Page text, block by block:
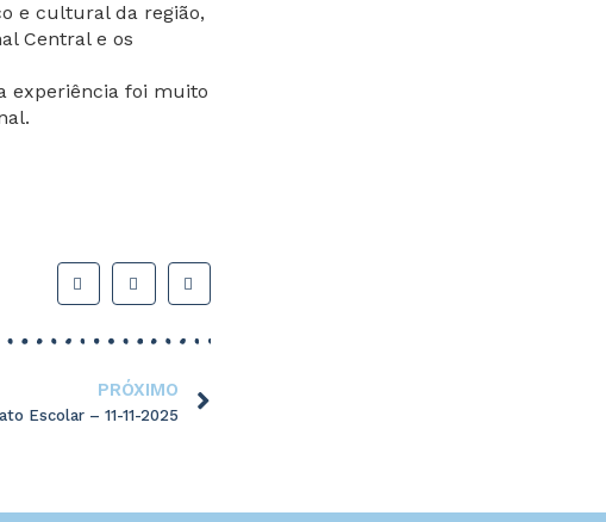
e cultural da região,
Central e os
experiência foi muito
PRÓXIMO
Escolar – 11-11-2025